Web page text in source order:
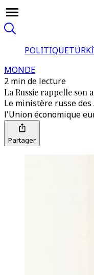
POLITIQUE
MONDE
2 min de lecture
La Russie rappelle son
Le ministère russe
l'Union économique
Partager